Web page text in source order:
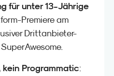
für unter 13-Jährige
Premiere am
Drittanbieter-
kein Programmatic: